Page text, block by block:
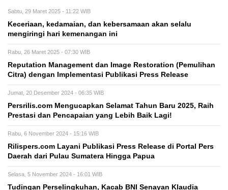
Sabtu, 29 Maret 2025 - 11:22 WIB
Keceriaan, kedamaian, dan kebersamaan akan selalu
mengiringi hari kemenangan ini
Rabu, 26 Maret 2025 - 07:30 WIB
Reputation Management dan Image Restoration (Pemulihan
Citra) dengan Implementasi Publikasi Press Release
Jumat, 20 Desember 2024 - 06:35 WIB
Persrilis.com Mengucapkan Selamat Tahun Baru 2025, Raih
Prestasi dan Pencapaian yang Lebih Baik Lagi!
Rabu, 6 November 2024 - 15:16 WIB
Rilispers.com Layani Publikasi Press Release di Portal Pers
Daerah dari Pulau Sumatera Hingga Papua
Selasa, 5 November 2024 - 16:01 WIB
Tudingan Perselingkuhan, Kacab BNI Senayan Klaudia